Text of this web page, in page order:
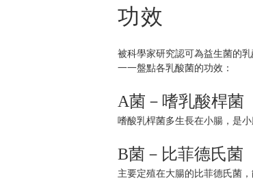
功效
被科學家研究認可為益生菌的
一一盤點各乳酸菌的功效：
A菌－嗜乳酸桿菌
嗜酸乳桿菌多生長在小腸，是
B菌－比菲德氏菌
主要定殖在大腸的比菲德氏菌